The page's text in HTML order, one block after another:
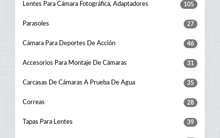
Lentes Para Cámara Fotográfica, Adaptadores 105
Parasoles 27
Cámara Para Deportes De Acción 46
Accesorios Para Montaje De Cámaras 31
Carcasas De Cámaras A Prueba De Agua 35
Correas 28
Tapas Para Lentes 39